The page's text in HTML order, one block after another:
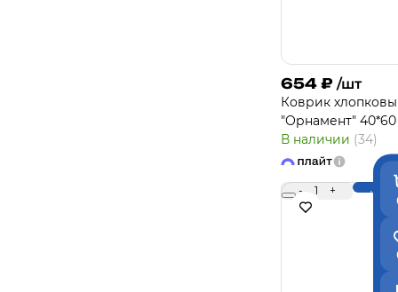
654 ₽ /шт
Коврик
"Орнамент"
В наличии (34)
- 1 +